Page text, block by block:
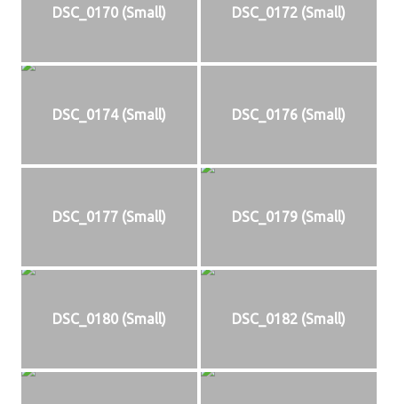
DSC_0170 (Small) DSC_0172 (Small)
DSC_0174 (Small) DSC_0176 (Small)
DSC_0177 (Small) DSC_0179 (Small)
DSC_0180 (Small) DSC_0182 (Small)